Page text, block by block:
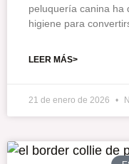
peluquería canina ha
higiene para
LEER MÁS>
21 de enero de 2026